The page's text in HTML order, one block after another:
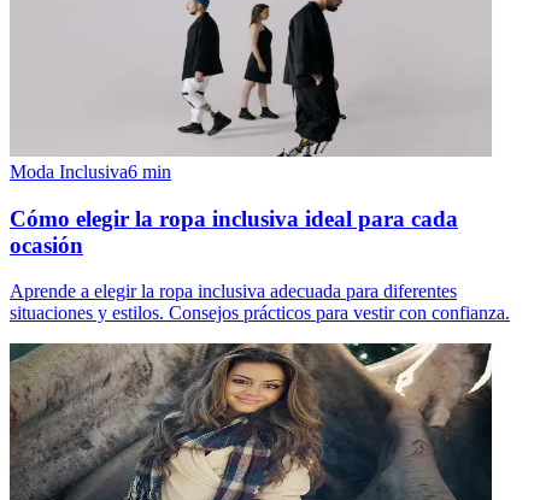
Moda Inclusiva6 min
Cómo elegir la ropa inclusiva ideal para cada
ocasión
Aprende a elegir la ropa inclusiva adecuada para diferentes
situaciones y estilos. Consejos prácticos para vestir con confianza.